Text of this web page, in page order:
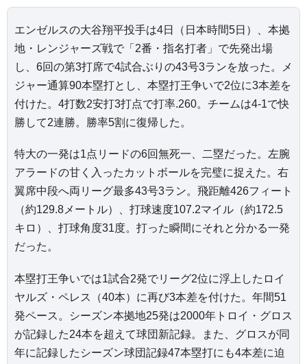
エンゼルスの大谷翔平投手は4日（日本時間5日）、本拠
地・レンジャーズ戦で「2番・指名打者」で先発出場
し、6回の第3打席で4試合ぶりの43号3ランを放った。メ
ジャー通算90本塁打とし、本塁打王争いで2位に3本差を
付けた。4打数2安打3打点で打率.260。チームは4-1で快
勝して2連勝。勝率5割に復帰した。
特大の一発は1点リードの6回無死一、二塁だった。左腕
アラードの甘く入ったカットボールを完璧に捉えた。右
翼席中段へ両リーグ最多43号3ラン。飛距離426フィート
（約129.8メートル）、打球速度107.2マイル（約172.5
キロ）、打球角度31度。打った瞬間にそれと分かる一発
だった。
本塁打王争いでは1試合2発でリーグ2位に浮上したロイ
ヤルズ・ペレス（40本）に再び3本差を付けた。年間51
発ペース。シーズン本拠地25発は2000年トロイ・グロス
が記録した24本を超えて球団新記録。また、グロスが同
年に記録したシーズン球団記録47本塁打にも4本差に迫